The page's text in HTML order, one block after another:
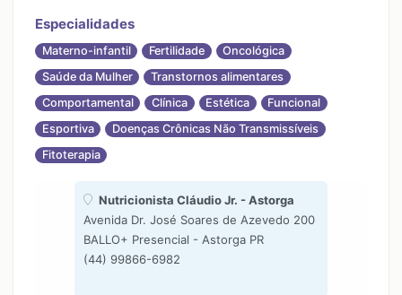
Especialidades
Materno-infantil Fertilidade
Oncológica
Saúde da Mulher
Transtornos alimentares
Comportamental
Clínica Estética
Funcional
Esportiva
Doenças Crônicas Não Transmissíveis
Fitoterapia
Nutricionista Cláudio Jr. - Astorga
Avenida Dr. José Soares de Azevedo 200
BALLO+ Presencial - Astorga PR
(44) 99866-6982